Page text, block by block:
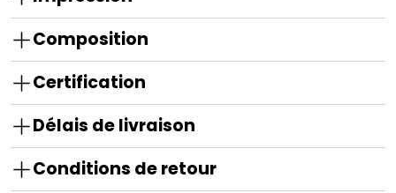
Composition
Certification
Délais de livraison
Conditions de retour